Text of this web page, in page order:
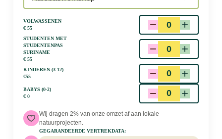
Volwassenen
€ 55
Studenten met
studentenpas
suriname
€ 55
Kinderen (3-12)
€55
babys (0-2)
€ 0
Wij dragen 2% van onze omzet af aan lokale
natuurprojecten.
Gegarandeerde vertrekdata: